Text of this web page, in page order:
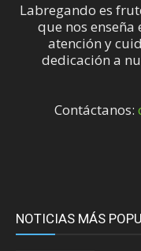
Labregando es
que nos
atención y
dedicación a
Contáctanos:
NOTICIAS MÁS